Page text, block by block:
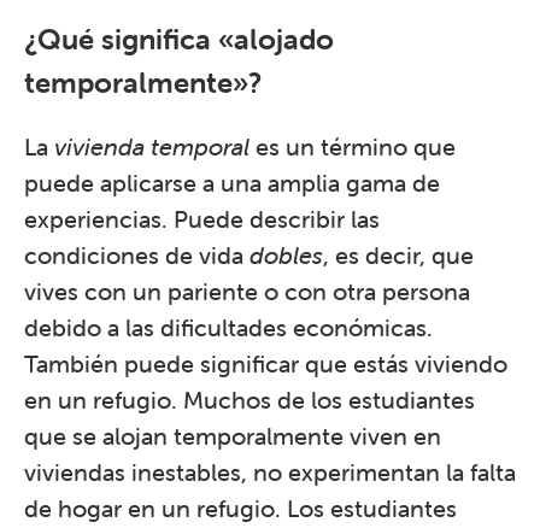
¿Qué significa «alojado
temporalmente»?
La vivienda temporal es un término que
puede aplicarse a una amplia gama de
experiencias. Puede describir las
condiciones de vida dobles, es decir, que
vives con un pariente o con otra persona
debido a las dificultades económicas.
También puede significar que estás viviendo
en un refugio. Muchos de los estudiantes
que se alojan temporalmente viven en
viviendas inestables, no experimentan la falta
de hogar en un refugio. Los estudiantes